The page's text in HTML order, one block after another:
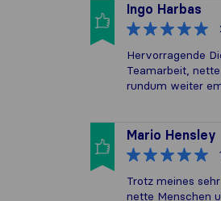
Ingo Harbas
Hervorragende
Teamarbeit,
rundum weiter
Mario Hensley
Trotz meines
nette Menschen